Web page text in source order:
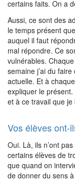
certains faits. On a
Aussi, ce sont des
le temps présent
auquel il faut
mal répondre. Ce
vulnérables.
semaine j’ai du
actuelle. Et à
expliquer le
et à ce travail que je
Vos élèves ont-
Oui. Là, ils n’ont
certains élèves de
que quand on
de donner du sens